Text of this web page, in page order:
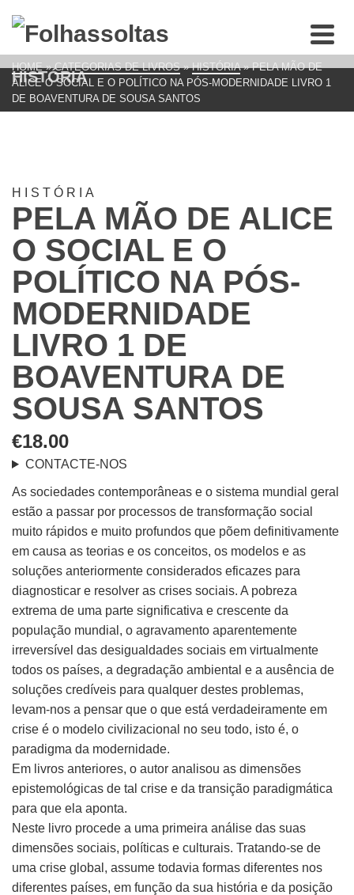
HISTÓRIA
HOME » CATEGORIAS DE LIVROS » HISTÓRIA » PELA MÃO DE
ALICE O SOCIAL E O POLÍTICO NA PÓS-MODERNIDADE LIVRO 1
DE BOAVENTURA DE SOUSA SANTOS
HISTÓRIA
PELA MÃO DE ALICE
O SOCIAL E O
POLÍTICO NA PÓS-
MODERNIDADE
LIVRO 1 DE
BOAVENTURA DE
SOUSA SANTOS
€18.00
CONTACTE-NOS
As sociedades contemporâneas e o sistema mundial geral
estão a passar por processos de transformação social
muito rápidos e muito profundos que põem definitivamente
em causa as teorias e os conceitos, os modelos e as
soluções anteriormente considerados eficazes para
diagnosticar e resolver as crises sociais. A pobreza
extrema de uma parte significativa e crescente da
população mundial, o agravamento aparentemente
irreversível das desigualdades sociais em virtualmente
todos os países, a degradação ambiental e a ausência de
soluções credíveis para qualquer destes problemas,
levam-nos a pensar que o que está verdadeiramente em
crise é o modelo civilizacional no seu todo, isto é, o
paradigma da modernidade.
Em livros anteriores, o autor analisou as dimensões
epistemológicas de tal crise e da transição paradigmática
para que ela aponta.
Neste livro procede a uma primeira análise das suas
dimensões sociais, políticas e culturais. Tratando-se de
uma crise global, assume todavia formas diferentes nos
diferentes países, em função da sua história e da posição